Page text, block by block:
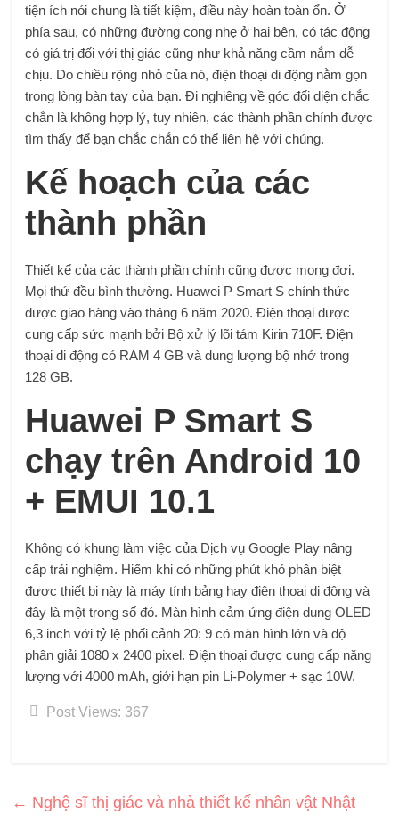
tiện ích nói chung là tiết kiệm, điều này hoàn toàn ổn. Ở
phía sau, có những đường cong nhẹ ở hai bên, có tác động
có giá trị đối với thị giác cũng như khả năng cầm nắm dễ
chịu. Do chiều rộng nhỏ của nó, điện thoại di động nằm gọn
trong lòng bàn tay của bạn. Đi nghiêng về góc đối diện chắc
chắn là không hợp lý, tuy nhiên, các thành phần chính được
tìm thấy để bạn chắc chắn có thể liên hệ với chúng.
Kế hoạch của các
thành phần
Thiết kế của các thành phần chính cũng được mong đợi.
Mọi thứ đều bình thường. Huawei P Smart S chính thức
được giao hàng vào tháng 6 năm 2020. Điện thoại được
cung cấp sức mạnh bởi Bộ xử lý lõi tám Kirin 710F. Điện
thoại di động có RAM 4 GB và dung lượng bộ nhớ trong
128 GB.
Huawei P Smart S
chạy trên Android 10
+ EMUI 10.1
Không có khung làm việc của Dịch vụ Google Play nâng
cấp trải nghiệm. Hiếm khi có những phút khó phân biệt
được thiết bị này là máy tính bảng hay điện thoại di động và
đây là một trong số đó. Màn hình cảm ứng điện dung OLED
6,3 inch với tỷ lệ phối cảnh 20: 9 có màn hình lớn và độ
phân giải 1080 x 2400 pixel. Điện thoại được cung cấp năng
lượng với 4000 mAh, giới hạn pin Li-Polymer + sạc 10W.
Post Views: 367
← Nghệ sĩ thị giác và nhà thiết kế nhân vật Nhật